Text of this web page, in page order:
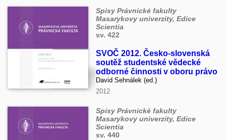
Spisy Právnické fakulty
Masarykovy univerzity, Edice
Scientia
sv. 422
SVOČ 2012. Česko-slovenská
soutěž studentské vědecké
odborné činnosti v oboru právo
David Sehnálek (ed.)
2012
Spisy Právnické fakulty
Masarykovy univerzity, Edice
Scientia
sv. 440